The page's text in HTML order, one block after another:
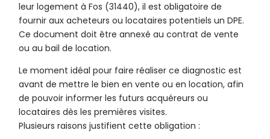
leur logement à Fos (31440), il est obligatoire de
fournir aux acheteurs ou locataires potentiels un DPE.
Ce document doit être annexé au contrat de vente
ou au bail de location.
Le moment idéal pour faire réaliser ce diagnostic est
avant de mettre le bien en vente ou en location, afin
de pouvoir informer les futurs acquéreurs ou
locataires dès les premières visites.
Plusieurs raisons justifient cette obligation :